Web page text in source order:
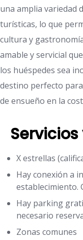
una amplia variedad
turísticas, lo que
cultura y
amable y servicial
los huéspedes sea
destino perfecto
de ensueño en la
X estrellas
Hay conexión a
establecimiento.
Hay parking
necesario
Zonas comunes